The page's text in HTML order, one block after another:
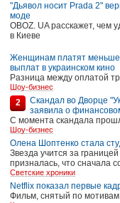
"Дьявол носит Prada 2"
моде
OBOZ. UA расскажет, чем
в Киеве
Женщинам платят меньше:
выплат в украинском кино
Разница между оплатой
Шоу-бизнес
2
Скандал во Дворце
заявила о
С момента скандала
Шоу-бизнес
Олена Шоптенко стала
Звезда учится за
призналась, что сначала
Светские хроники
Netflix показал первые
Фильм, снятый по